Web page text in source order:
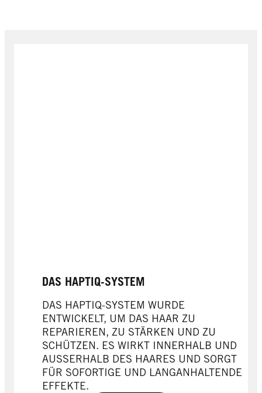
DAS HAPTIQ-SYSTEM
DAS HAPTIQ-SYSTEM WURDE
ENTWICKELT, UM DAS HAAR ZU
REPARIEREN, ZU STÄRKEN UND ZU
SCHÜTZEN. ES WIRKT INNERHALB UND
AUSSERHALB DES HAARES UND SORGT
FÜR SOFORTIGE UND LANGANHALTENDE
EFFEKTE.